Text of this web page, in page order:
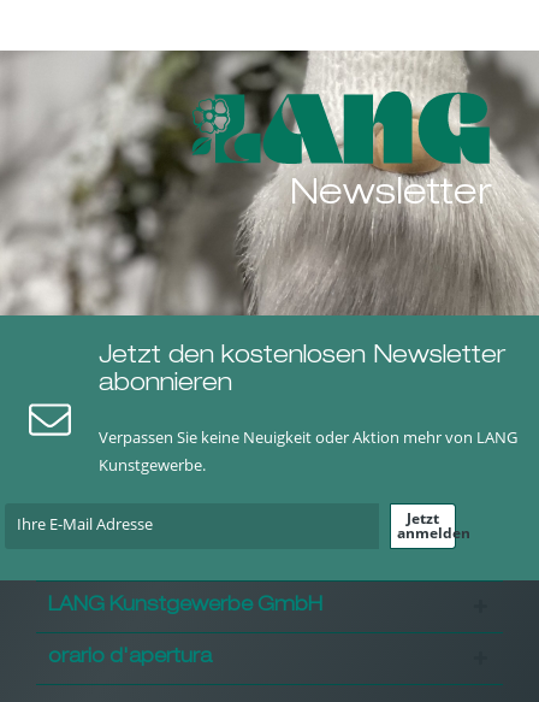
Newsletter
Jetzt den kostenlosen Newsletter
abonnieren
Verpassen Sie keine Neuigkeit oder Aktion mehr von LANG
Kunstgewerbe.
Jetzt
anmelden
LANG Kunstgewerbe GmbH
orario d'apertura